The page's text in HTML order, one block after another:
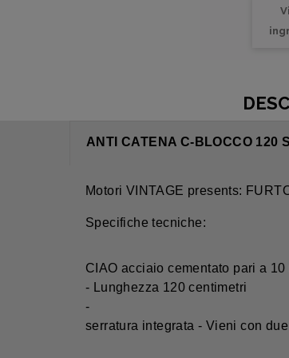
ANTI CATENA C-BLOCCO 120
Motori VINTAGE presents:
Specifiche tecniche:
CIAO acciaio cementato pari a 10
- Lunghezza 120 centimetri
-
serratura integrata - Vieni con